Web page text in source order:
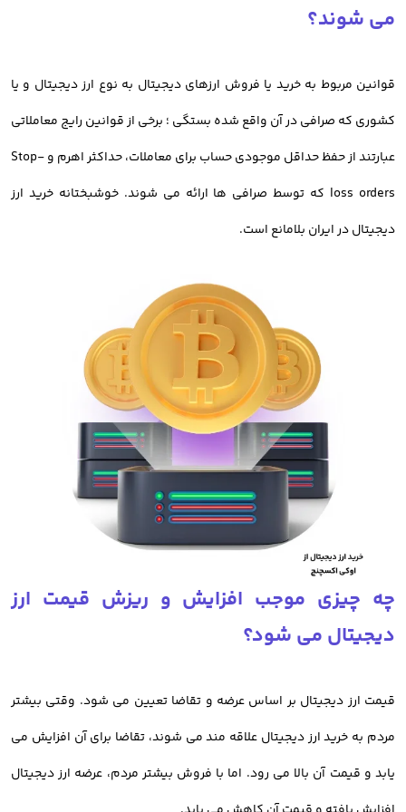
کاربران ایرانی به صرافی های خارجی، ریسک از دست رفتن دارایی آنها
تفاوتی ندارد که معامله گران به دنبال خرید بیت کوین هستند یا خرید و
فروش رمز ارز دیگر؛ نکته ای که باید به آن توجه داشت، انتخاببهترین
صرافی خرید رمز ارز دارای مجوزاست.
خرید تمامی ارزها مانند بیت کوین 24 ساعته و به صورت آنلاین در دسترس
از دیگر مسائلی که کاربران با آن رو به رو هستند،خرید ارز دیجیتال بدون
است
اما خوب است بدانید که تایید هویت کاربران باعث افزایش امنیت پلتفرم
میشود و به نفع شما است.
صرافی اوکی اکسچنج چالش احراز هویت را برای کاربران حل کرده و فرایند
ساخت حساب کاربری و احراز هویت شما در کمترین زمان ممکن انجام
می شوند؟
قوانین مربوط به خرید یا فروش ارزهای دیجیتال به نوع ارز دیجیتال و یا
کشوری که صرافی در آن واقع شده بستگی ؛ برخی از قوانین رایج معاملاتی
عبارتند از حفظ حداقل موجودی حساب برای معاملات، حداکثر اهرم و Stop-
loss orders که توسط صرافی ها ارائه می شوند. خوشبختانه خرید ارز
دیجیتال در ایران بلامانع است.
چه چیزی موجب افزایش و ریزش قیمت ارز
دیجیتال می شود؟
قیمت ارز دیجیتال بر اساس عرضه و تقاضا تعیین می شود. وقتی بیشتر
مردم به خرید ارز دیجیتال علاقه مند می شوند، تقاضا برای آن افزایش می
یابد و قیمت آن بالا می رود. اما با فروش بیشتر مردم، عرضه ارز دیجیتال